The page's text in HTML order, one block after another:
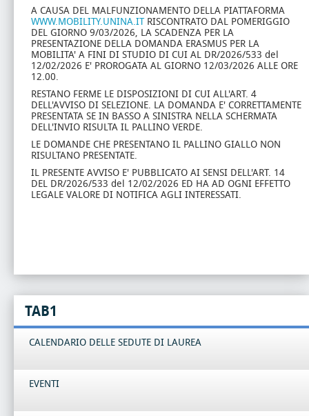
A CAUSA DEL MALFUNZIONAMENTO DELLA PIATTAFORMA
WWW.MOBILITY.UNINA.ITRISCONTRATO DAL POMERIGGIO
DEL GIORNO 9/03/2026, LA SCADENZA PER LA
PRESENTAZIONE DELLA DOMANDA ERASMUS PER LA
MOBILITA' A FINI DI STUDIO DI CUI AL DR/2026/533 del
12/02/2026 E' PROROGATA AL GIORNO 12/03/2026 ALLE ORE
12.00.
RESTANO FERME LE DISPOSIZIONI DI CUI ALL'ART. 4
DELL'AVVISO DI SELEZIONE. LA DOMANDA E' CORRETTAMENTE
PRESENTATA SE IN BASSO A SINISTRA NELLA SCHERMATA
DELL'INVIO RISULTA IL PALLINO VERDE.
LE DOMANDE CHE PRESENTANO IL PALLINO GIALLO NON
RISULTANO PRESENTATE.
IL PRESENTE AVVISO E' PUBBLICATO AI SENSI DELL'ART. 14
DEL DR/2026/533 del 12/02/2026 ED HA AD OGNI EFFETTO
LEGALE VALORE DI NOTIFICA AGLI INTERESSATI.
TAB1
CALENDARIO DELLE SEDUTE DI LAUREA
EVENTI